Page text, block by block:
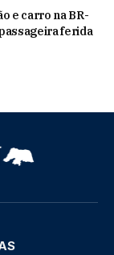
e carro na BR-
ferida